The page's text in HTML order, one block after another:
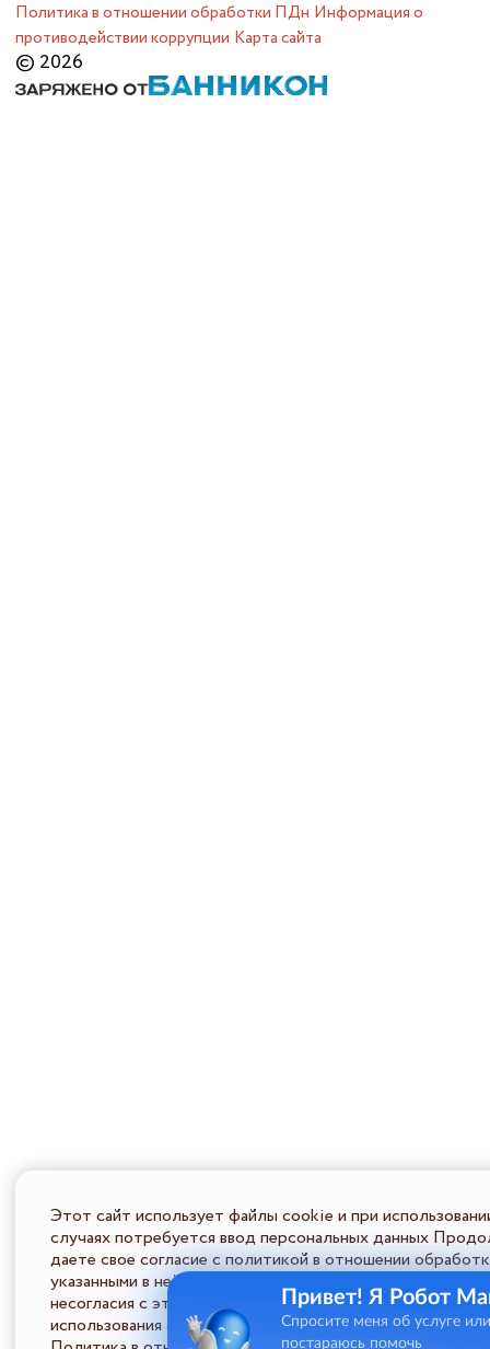
Политика в отношении обработки ПДн Информация о
противодействии коррупции Карта сайта
© 2026
Этот сайт использует файлы cookie и при
случаях потребуется ввод персональных данных
даете свое согласие с политикой в отношении
указанными в ней условиями обработки персональной
несогласия с этими условиями Пользователь должен
использования сайта.
Привет! Я Робот
Спросите меня об услуге
постараюсь помочь